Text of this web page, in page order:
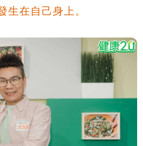
在自己身上。